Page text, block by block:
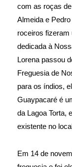
com as roças
Almeida e
roceiros fizeram
dedicada à
Lorena passou
Freguesia de
para os índios,
Guaypacaré é
da Lagoa Torta,
existente no
Em 14 de